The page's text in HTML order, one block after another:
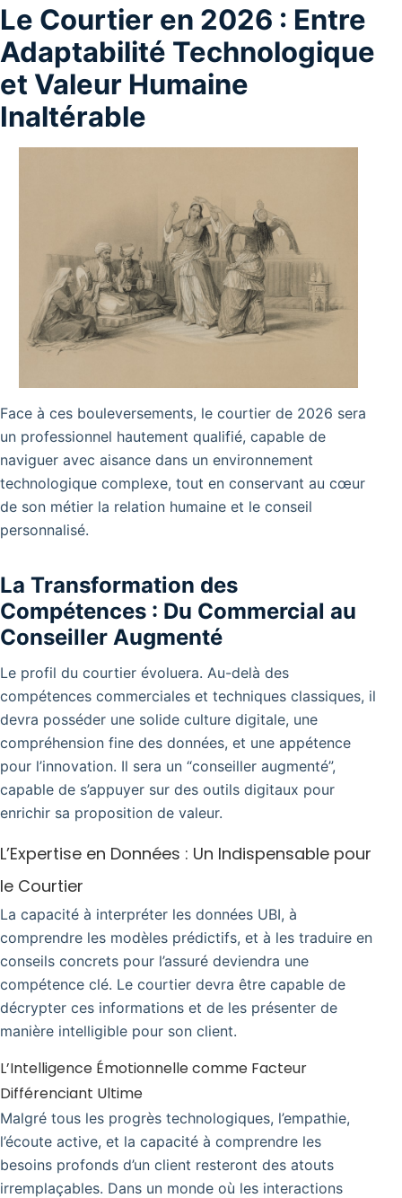
Le Courtier en 2026 : Entre
Adaptabilité Technologique
et Valeur Humaine
Inaltérable
Face à ces bouleversements, le courtier de 2026 sera
un professionnel hautement qualifié, capable de
naviguer avec aisance dans un environnement
technologique complexe, tout en conservant au cœur
de son métier la relation humaine et le conseil
personnalisé.
La Transformation des
Compétences : Du Commercial au
Conseiller Augmenté
Le profil du courtier évoluera. Au-delà des
compétences commerciales et techniques classiques, il
devra posséder une solide culture digitale, une
compréhension fine des données, et une appétence
pour l’innovation. Il sera un “conseiller augmenté”,
capable de s’appuyer sur des outils digitaux pour
enrichir sa proposition de valeur.
L’Expertise en Données : Un Indispensable pour
le Courtier
La capacité à interpréter les données UBI, à
comprendre les modèles prédictifs, et à les traduire en
conseils concrets pour l’assuré deviendra une
compétence clé. Le courtier devra être capable de
décrypter ces informations et de les présenter de
manière intelligible pour son client.
L’Intelligence Émotionnelle comme Facteur
Différenciant Ultime
Malgré tous les progrès technologiques, l’empathie,
l’écoute active, et la capacité à comprendre les
besoins profonds d’un client resteront des atouts
irremplaçables. Dans un monde où les interactions